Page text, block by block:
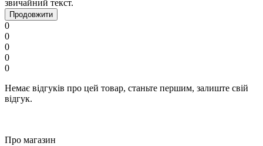
звичайний текст.
Продовжити
0
0
0
0
0
Немає відгуків про цей товар, станьте першим, залиште свій
відгук.
Про магазин